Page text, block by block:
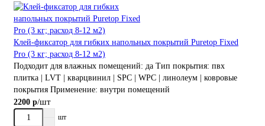
Клей-фиксатор для гибких напольных покрытий Puretop Fixed
Pro (3 кг; расход 8-12 м2)
Подходит для влажных помещений: да Тип покрытия: пвх
плитка | LVT | кварцвинил | SPC | WPC | линолеум | ковровые
покрытия Применение: внутри помещений
2200 р/шт
шт